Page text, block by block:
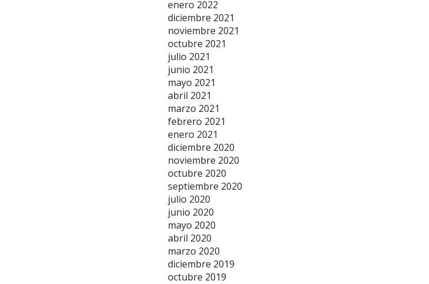
enero 2022
diciembre 2021
noviembre 2021
octubre 2021
julio 2021
junio 2021
mayo 2021
abril 2021
marzo 2021
febrero 2021
enero 2021
diciembre 2020
noviembre 2020
octubre 2020
septiembre 2020
julio 2020
junio 2020
mayo 2020
abril 2020
marzo 2020
diciembre 2019
octubre 2019